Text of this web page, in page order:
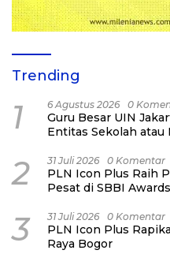
Trending
1 6 Agustus 2026 0
Guru Besar UIN
Entitas Sekolah atau
2 31 Juli 2026 0 Komentar
PLN Icon Plus Raih
Pesat di SBBI
3 31 Juli 2026 0 Komentar
PLN Icon Plus
Raya Bogor